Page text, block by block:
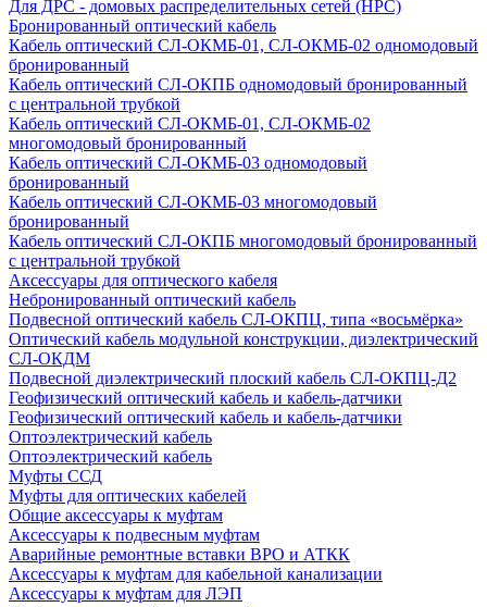
Для ДРС - домовых распределительных сетей (НРС)
Бронированный оптический кабель
Кабель оптический СЛ-ОКМБ-01, СЛ-ОКМБ-02 одномодовый
бронированный
Кабель оптический СЛ-ОКПБ одномодовый бронированный
с центральной трубкой
Кабель оптический СЛ-ОКМБ-01, СЛ-ОКМБ-02
многомодовый бронированный
Кабель оптический СЛ-ОКМБ-03 одномодовый
бронированный
Кабель оптический СЛ-ОКМБ-03 многомодовый
бронированный
Кабель оптический СЛ-ОКПБ многомодовый бронированный
с центральной трубкой
Аксессуары для оптического кабеля
Небронированный оптический кабель
Подвесной оптический кабель СЛ-ОКПЦ, типа «восьмёрка»
Оптический кабель модульной конструкции, диэлектрический
СЛ-ОКДМ
Подвесной диэлектрический плоский кабель СЛ-ОКПЦ-Д2
Геофизический оптический кабель и кабель-датчики
Геофизический оптический кабель и кабель-датчики
Оптоэлектрический кабель
Оптоэлектрический кабель
Муфты ССД
Муфты для оптических кабелей
Общие аксессуары к муфтам
Аксессуары к подвесным муфтам
Аварийные ремонтные вставки ВРО и АТКК
Аксессуары к муфтам для кабельной канализации
Аксессуары к муфтам для ЛЭП